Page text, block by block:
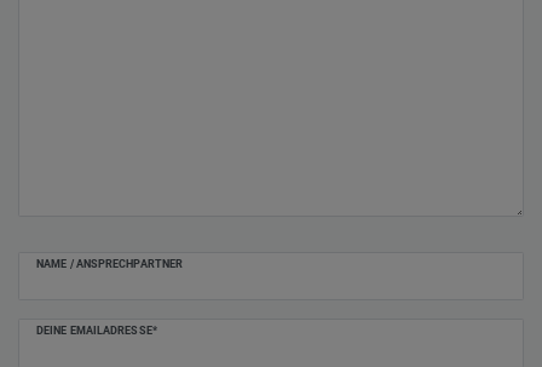
NAME / ANSPRECHPARTNER
DEINE EMAILADRESSE*